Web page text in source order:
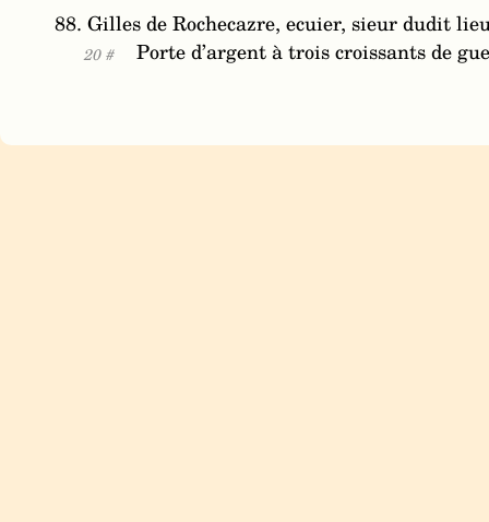
88. Gilles de Rochecazre, ecuier, sieur dudit
20 # Porte d’argent à trois croissants de